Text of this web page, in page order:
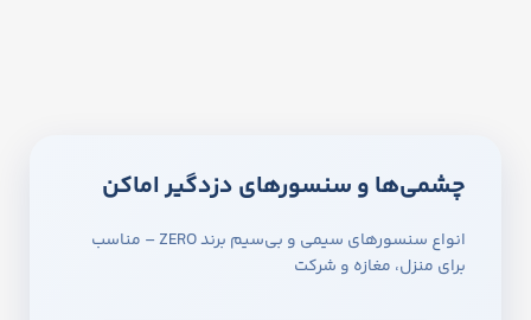
چشمی‌ها و سنسورهای دزدگیر اماکن
انواع سنسورهای سیمی و بی‌سیم برند ZERO – مناسب
برای منزل، مغازه و شرکت